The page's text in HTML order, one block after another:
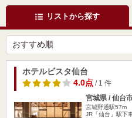
リストから探す
ホテルビスタ仙台
4.0点/ 1 件
宮城県 / 仙台
宮城野通駅57m
JR「仙台」駅下